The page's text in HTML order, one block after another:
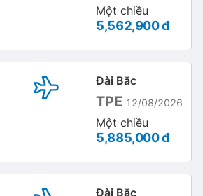
Một chiều
5,562,900 đ
Đài Bắc
TPE 12/08/2026
Một chiều
5,885,000 đ
Đài Bắc